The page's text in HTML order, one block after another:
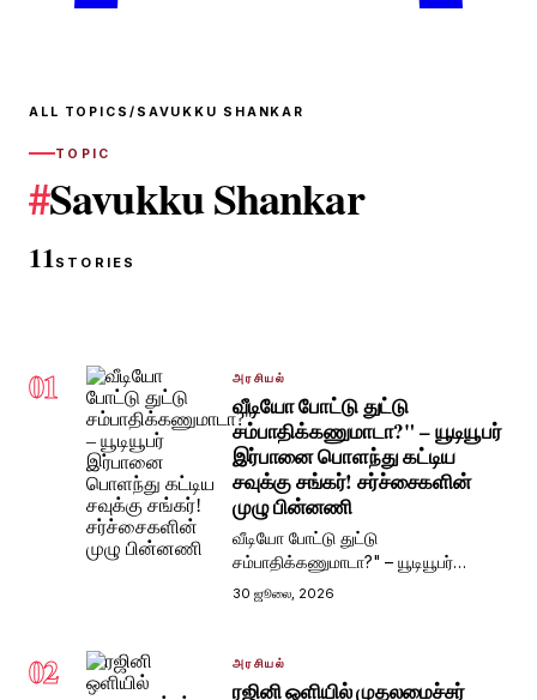
ALL TOPICS / SAVUKKU SHANKAR
TOPIC
#Savukku Shankar
11STORIES
01 அரசியல்
வீடியோ போட்டு துட்டு
சம்பாதிக்கணுமாடா?" – யூடியூபர்
இர்பானை பொளந்து கட்டிய
சவுக்கு சங்கர்! சர்ச்சைகளின்
முழு பின்னணி
வீடியோ போட்டு துட்டு
சம்பாதிக்கணுமாடா?" – யூடியூபர்
இர்பானை பொளந்து கட்டிய சவுக்கு
30 ஜூலை, 2026
02 அரசியல்
ரஜினி ஒளியில் முதலமைச்சர்